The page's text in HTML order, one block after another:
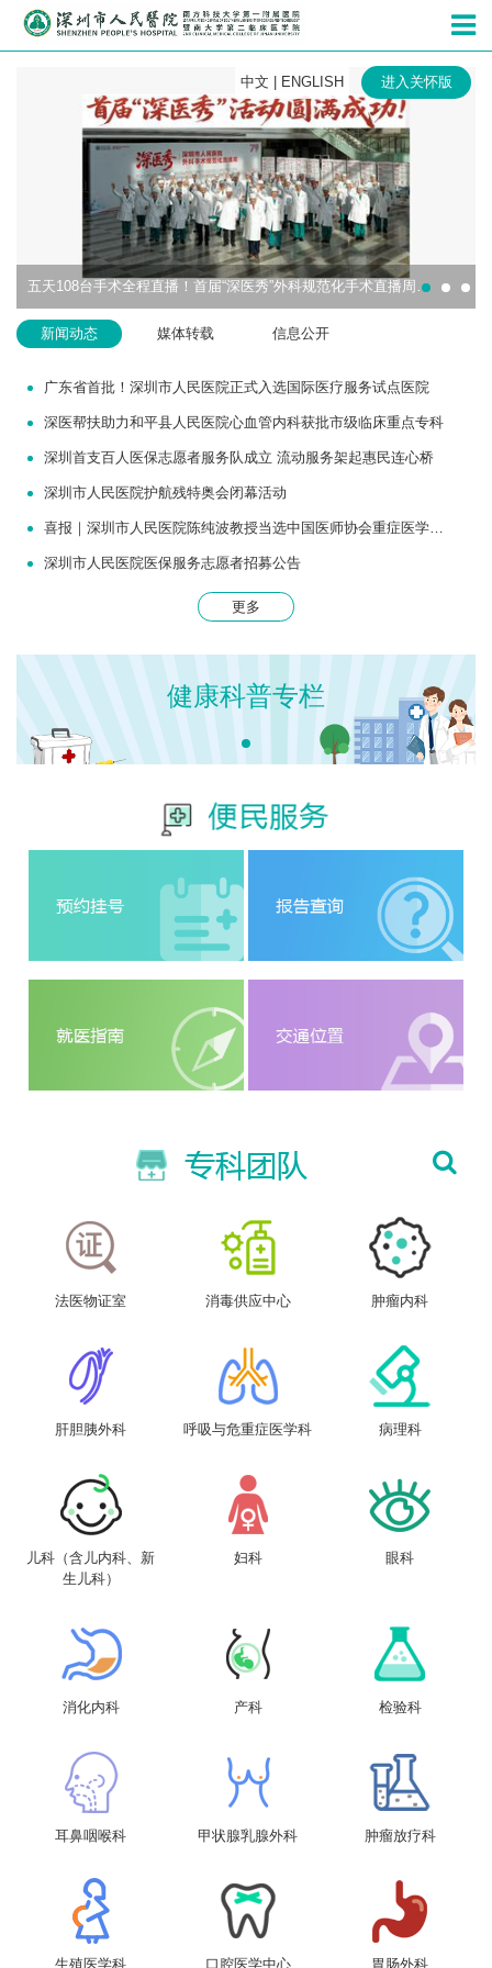
深圳市人民
中文 ENGLISH 进入关怀版
五天108台手术全程直播！首届“深医秀”外科规范化手术直播周圆满收官
新闻动态 媒体转载 信息公开
广东省首批！深圳市人民医院正式入选国际医疗服务试点医院
深医帮扶助力和平县人民医院心血管内科获批市级临床重点专科
深圳首支百人医保志愿者服务队成立 流动服务架起惠民连心桥
深圳市人民医院护航残特奥会闭幕活动
喜报｜深圳市人民医院陈纯波教授当选中国医师协会重症医学医师分会常务委员
深圳市人民医院医保服务志愿者招募公告
更多
健康科普专栏
法医物证室 消毒供应中心 肿瘤内科
肝胆胰外科 呼吸与危重症医学科 病理科
儿科（含儿内科、新
生儿科）
妇科 眼科
消化内科 产科 检验科
耳鼻咽喉科 甲状腺乳腺外科 肿瘤放疗科
生殖医学科 口腔医学中心 胃肠外科